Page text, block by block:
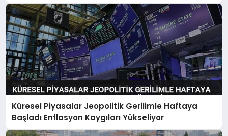
Küresel Piyasalar Jeopolitik Gerilimle Haftaya
Başladı Enflasyon Kaygıları Yükseliyor